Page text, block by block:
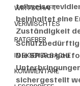
WIRTSCHAFT
VERMISCHTES
RATGEBER
IN EIGENER SACHE
KOMMENTARE
teilweise
beinhaltet eine
Zuständigkeit
Die SP Aargau
sichergestellt